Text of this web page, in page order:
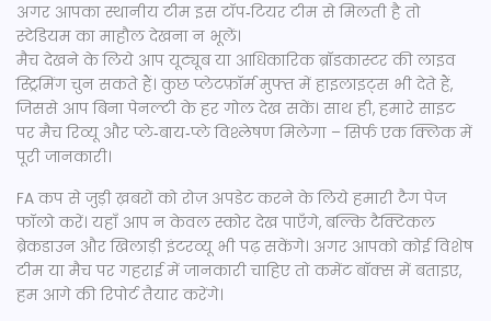
अगर आपका स्थानीय टीम इस टॉप‑टियर टीम से मिलती है तो
स्टेडियम का माहौल देखना न भूलें।
मैच देखने के लिये आप यूट्यूब या आधिकारिक ब्रॉडकास्टर की लाइव
स्ट्रिमिंग चुन सकते हैं। कुछ प्लेटफ़ॉर्म मुफ्त में हाइलाइट्स भी देते हैं,
जिससे आप बिना पेनल्टी के हर गोल देख सकें। साथ ही, हमारे साइट
पर मैच रिव्यू और प्ले‑बाय‑प्ले विश्लेषण मिलेगा – सिर्फ एक क्लिक में
पूरी जानकारी।
FA कप से जुड़ी ख़बरों को रोज़ अपडेट करने के लिये हमारी टैग पेज
फॉलो करें। यहाँ आप न केवल स्कोर देख पाएँगे, बल्कि टैक्टिकल
ब्रेकडाउन और खिलाड़ी इंटरव्यू भी पढ़ सकेंगे। अगर आपको कोई विशेष
टीम या मैच पर गहराई में जानकारी चाहिए तो कमेंट बॉक्स में बताइए,
हम आगे की रिपोर्ट तैयार करेंगे।